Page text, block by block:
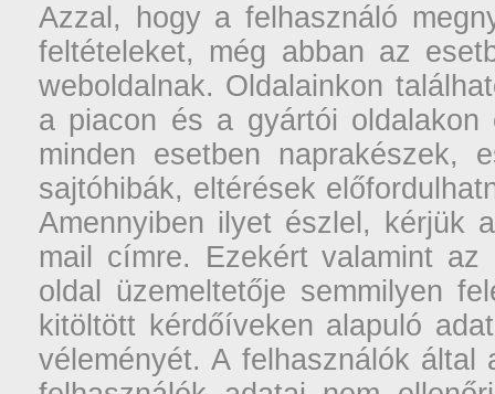
Azzal, hogy a felhasználó
feltételeket, még abban az
weboldalnak. Oldalainkon
a piacon és a gyártói oldalakon
minden esetben naprakészek,
sajtóhibák, eltérések
Amennyiben ilyet észlel, kérjük
mail címre. Ezekért valamint
oldal üzemeltetője semmilyen
kitöltött kérdőíveken alapuló
véleményét. A felhasználók